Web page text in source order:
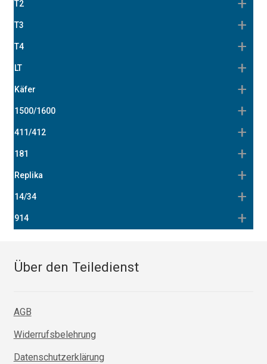
T2
T3
T4
LT
Käfer
1500/1600
411/412
181
Replika
14/34
914
Über den Teiledienst
AGB
Widerrufsbelehrung
Datenschutzerklärung